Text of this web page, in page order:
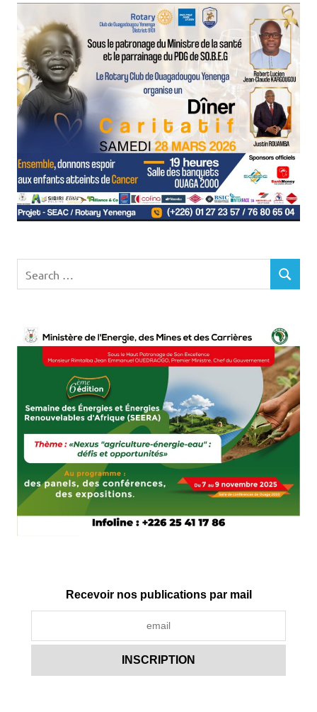
for:
SEARCH
Recevoir nos publications par mail